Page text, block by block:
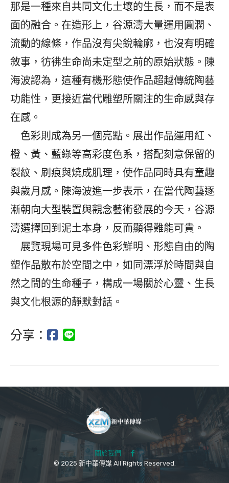
那是一種來自共同文化土壤的生長，而不是表
面的融合。在造形上，谷源濤大量運用圓潤、
流動的線條，作品沒有尖銳輪廓，也沒有明確
敘事，彷彿生命尚未定型之前的原始狀態。陳
海波認為，這種有機形態使作品超越傳統陶藝
功能性，更接近當代雕塑所關注的生命感與存
在感。
色彩則成為另一個亮點。展出作品運用紅、
橙、黃、藍綠等高彩度色系，搭配刻意保留的
裂紋、刷痕與燒成肌理，使作品同時具有童趣
與歲月感。陳海波進一步表示，在當代陶藝逐
漸朝向大型裝置與觀念藝術發展的今天，谷源
濤選擇回到泥土本身，反而顯得難能可貴。
展覽現場可見多件色彩鮮明、形態自由的陶
塑作品散布於空間之中，如同漂浮於時間與自
然之間的生命種子，構成一場關於心靈、生長
與文化根源的靜默對話。
分享：
關於我們
｜
© 2025 新中華傳媒 All Rights Reserved.